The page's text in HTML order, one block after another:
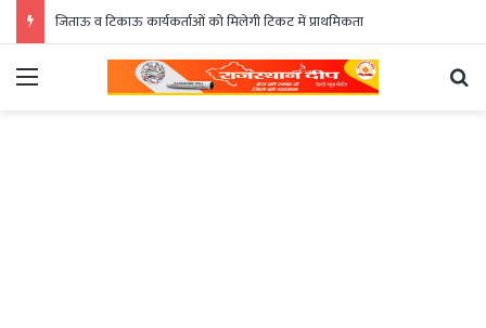
जिताऊ व टिकाऊ कार्यकर्ताओं को मिलेगी टिकट में प्राथमिकता
Menu